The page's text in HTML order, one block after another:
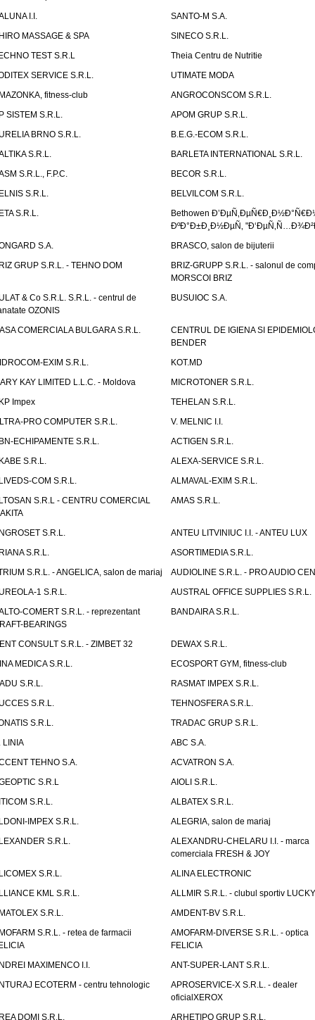
I.I.
SANTO-M S.A.
MASSAGE & SPA
SINECO S.R.L.
TEST S.R.L
Theia Centru de Nutritie
SERVICE S.R.L.
UTIMATE MODA
fitness-club
ANGROCONSCOM S.R.L.
SISTEM S.R.L.
APOM GRUP S.R.L.
BRNO S.R.L.
B.E.G.-ECOM S.R.L.
S.R.L.
BARLETA INTERNATIONAL S.R.L.
S.R.L., F.P.C.
BECOR S.R.L.
S.R.L.
BELVILCOM S.R.L.
S.R.L.
Bethowen
ÐºÐ°Ð±Ð¸Ð½ÐµÑ‚
S.A.
BRASCO, salon de bijuterii
GRUP S.R.L. - TEHNO DOM
BRIZ-GRUPP S.R.L. - salonul de
MORSCOI BRIZ
& Co S.R.L. S.R.L. - centrul de
OZONIS
BUSUIOC S.A.
COMERCIALA BULGARA S.R.L.
CENTRUL DE IGIENA SI
BENDER
EXIM S.R.L.
KOT.MD
KAY LIMITED L.L.C. - Moldova
MICROTONER S.R.L.
Impex
TEHELAN S.R.L.
PRO COMPUTER S.R.L.
V. MELNIC I.I.
ECHIPAMENTE S.R.L.
ACTIGEN S.R.L.
S.R.L.
ALEXA-SERVICE S.R.L.
COM S.R.L.
ALMAVAL-EXIM S.R.L.
S.R.L - CENTRU COMERCIAL
AMAS S.R.L.
S.R.L.
ANTEU LITVINIUC I.I. - ANTEU LUX
S.R.L.
ASORTIMEDIA S.R.L.
S.R.L. - ANGELICA, salon de mariaj
AUDIOLINE S.R.L. - PRO AUDIO
1 S.R.L.
AUSTRAL OFFICE SUPPLIES S.R.L.
COMERT S.R.L. - reprezentant
BEARINGS
BANDAIRA S.R.L.
CONSULT S.R.L. - ZIMBET 32
DEWAX S.R.L.
MEDICA S.R.L.
ECOSPORT GYM, fitness-club
S.R.L.
RASMAT IMPEX S.R.L.
S.R.L.
TEHNOSFERA S.R.L.
S.R.L.
TRADAC GRUP S.R.L.
LINIA
ABC S.A.
TEHNO S.A.
ACVATRON S.A.
S.R.L
AIOLI S.R.L.
S.R.L.
ALBATEX S.R.L.
IMPEX S.R.L.
ALEGRIA, salon de mariaj
S.R.L.
ALEXANDRU-CHELARU I.I. - marca
comerciala FRESH & JOY
S.R.L.
ALINA ELECTRONIC
KML S.R.L.
ALLMIR S.R.L. - clubul sportiv
S.R.L.
AMDENT-BV S.R.L.
S.R.L. - retea de farmacii
AMOFARM-DIVERSE S.R.L. - optica
FELICIA
MAXIMENCO I.I.
ANT-SUPER-LANT S.R.L.
ECOTERM - centru tehnologic
APROSERVICE-X S.R.L. - dealer
oficialXEROX
DOMI S.R.L.
ARHETIPO GRUP S.R.L.